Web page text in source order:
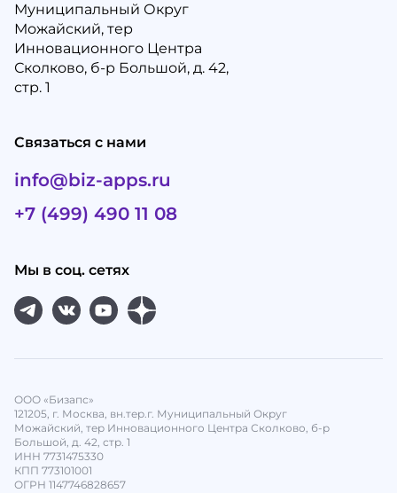
ООО «Бизапс»
121205, г. Москва, вн.тер.г. Муниципальный Округ
Можайский, тер Инновационного Центра Сколково, б-р
Большой, д. 42, стр. 1
ИНН 7731475330
КПП 773101001
ОГРН 1147746828657
Муниципальный Округ
Можайский, тер
Инновационного Центра
Сколково, б-р Большой, д. 42,
стр. 1
Связаться с нами
info@biz-apps.ru
+7 (499) 490 11 08
Мы в соц. сетях